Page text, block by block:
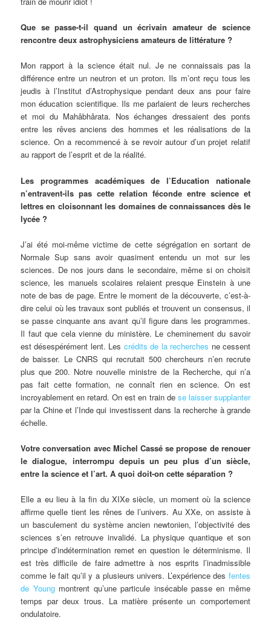
Que se passe-t-il quand un écrivain amateur de science
rencontre deux astrophysiciens amateurs de littérature ?
Mon rapport à la science était nul. Je ne connaissais pas la
différence entre un neutron et un proton. Ils m’ont reçu tous les
jeudis à l’Institut d’Astrophysique pendant deux ans pour faire
mon éducation scientifique. Ils me parlaient de leurs recherches
et moi du Mahâbhârata. Nos échanges dressaient des ponts
entre les rêves anciens des hommes et les réalisations de la
science. On a recommencé à se revoir autour d’un projet relatif
au rapport de l’esprit et de la réalité.
Les programmes académiques de l’Education nationale
n’entravent-ils pas cette relation féconde entre science et
lettres en cloisonnant les domaines de connaissances dès le
lycée ?
J’ai été moi-même victime de cette ségrégation en sortant de
Normale Sup sans avoir quasiment entendu un mot sur les
sciences. De nos jours dans le secondaire, même si on choisit
science, les manuels scolaires relaient presque Einstein à une
note de bas de page. Entre le moment de la découverte, c’est-à-
dire celui où les travaux sont publiés et trouvent un consensus, il
se passe cinquante ans avant qu’il figure dans les programmes.
Il faut que cela vienne du ministère. Le cheminement du savoir
est désespérément lent. Les crédits de la recherches ne cessent
de baisser. Le CNRS qui recrutait 500 chercheurs n’en recrute
plus que 200. Notre nouvelle ministre de la Recherche, qui n’a
pas fait cette formation, ne connaît rien en science. On est
incroyablement en retard. On est en train de se laisser supplanter
par la Chine et l’Inde qui investissent dans la recherche à grande
échelle.
Votre conversation avec Michel Cassé se propose de renouer
le dialogue, interrompu depuis un peu plus d’un siècle,
entre la science et l’art. A quoi doit-on cette séparation ?
Elle a eu lieu à la fin du XIXe siècle, un moment où la science
affirme quelle tient les rênes de l’univers. Au XXe, on assiste à
un basculement du système ancien newtonien, l’objectivité des
sciences s’en retrouve invalidé. La physique quantique et son
principe d’indétermination remet en question le déterminisme. Il
est très difficile de faire admettre à nos esprits l’inadmissible
comme le fait qu’il y a plusieurs univers. L’expérience des fentes
de Youngmontrent qu’une particule insécable passe en même
temps par deux trous. La matière présente un comportement
ondulatoire.